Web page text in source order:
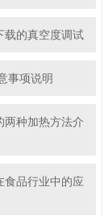
载的真空度调试
事项说明
两种加热方法介
食品行业中的应